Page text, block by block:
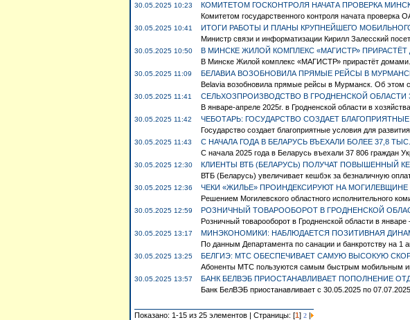
30.05.2025 10:23
КОМИТЕТОМ ГОСКОНТРОЛЯ НАЧАТА ПРОВЕРКА
Комитетом государственного контроля начата проверка
30.05.2025 10:41
ИТОГИ РАБОТЫ И ПЛАНЫ КРУПНЕЙШЕГО
Министр связи и информатизации Кирилл Залесский
30.05.2025 10:50
В МИНСКЕ ЖИЛОЙ КОМПЛЕКС «МАГИСТР»
В Минске Жилой комплекс «МАГИСТР» прирастёт домами.
30.05.2025 11:09
БЕЛАВИА ВОЗОБНОВИЛА ПРЯМЫЕ РЕЙСЫ В
Belavia возобновила прямые рейсы в Мурманск. Об этом
30.05.2025 11:41
СЕЛЬХОЗПРОИЗВОДСТВО В ГРОДНЕНСКОЙ ОБЛАСТИ
В январе-апреле 2025г. в Гродненской области в
30.05.2025 11:42
ЧЕБОТАРЬ: ГОСУДАРСТВО СОЗДАЕТ
Государство создает благоприятные условия для
30.05.2025 11:43
С НАЧАЛА ГОДА В БЕЛАРУСЬ ВЪЕХАЛИ БОЛЕЕ 37,8
С начала 2025 года в Беларусь въехали 37 806 граждан
30.05.2025 12:30
КЛИЕНТЫ ВТБ (БЕЛАРУСЬ) ПОЛУЧАТ ПОВЫШЕННЫЙ
ВТБ (Беларусь) увеличивает кешбэк за безналичную
30.05.2025 12:36
ЧЕКИ «ЖИЛЬЕ» ПРОИНДЕКСИРУЮТ НА МОГИЛЕВЩИНЕ
Решением Могилевского областного исполнительного
30.05.2025 12:59
РОЗНИЧНЫЙ ТОВАРООБОРОТ В ГРОДНЕНСКОЙ
Розничный товарооборот в Гродненской области в январе
30.05.2025 13:17
МИНЭКОНОМИКИ: НАБЛЮДАЕТСЯ ПОЗИТИВНАЯ
По данным Департамента по санации и банкротству на 1
30.05.2025 13:25
БЕЛГИЭ: МТС ОБЕСПЕЧИВАЕТ САМУЮ ВЫСОКУЮ
Абоненты МТС пользуются самым быстрым мобильным
30.05.2025 13:57
БАНК БЕЛВЭБ ПРИОСТАНАВЛИВАЕТ ПОПОЛНЕНИЕ
Банк БелВЭБ приостанавливает с 30.05.2025 по
Показано: 1-15 из 25 элементов | Страницы: [1] 2 |